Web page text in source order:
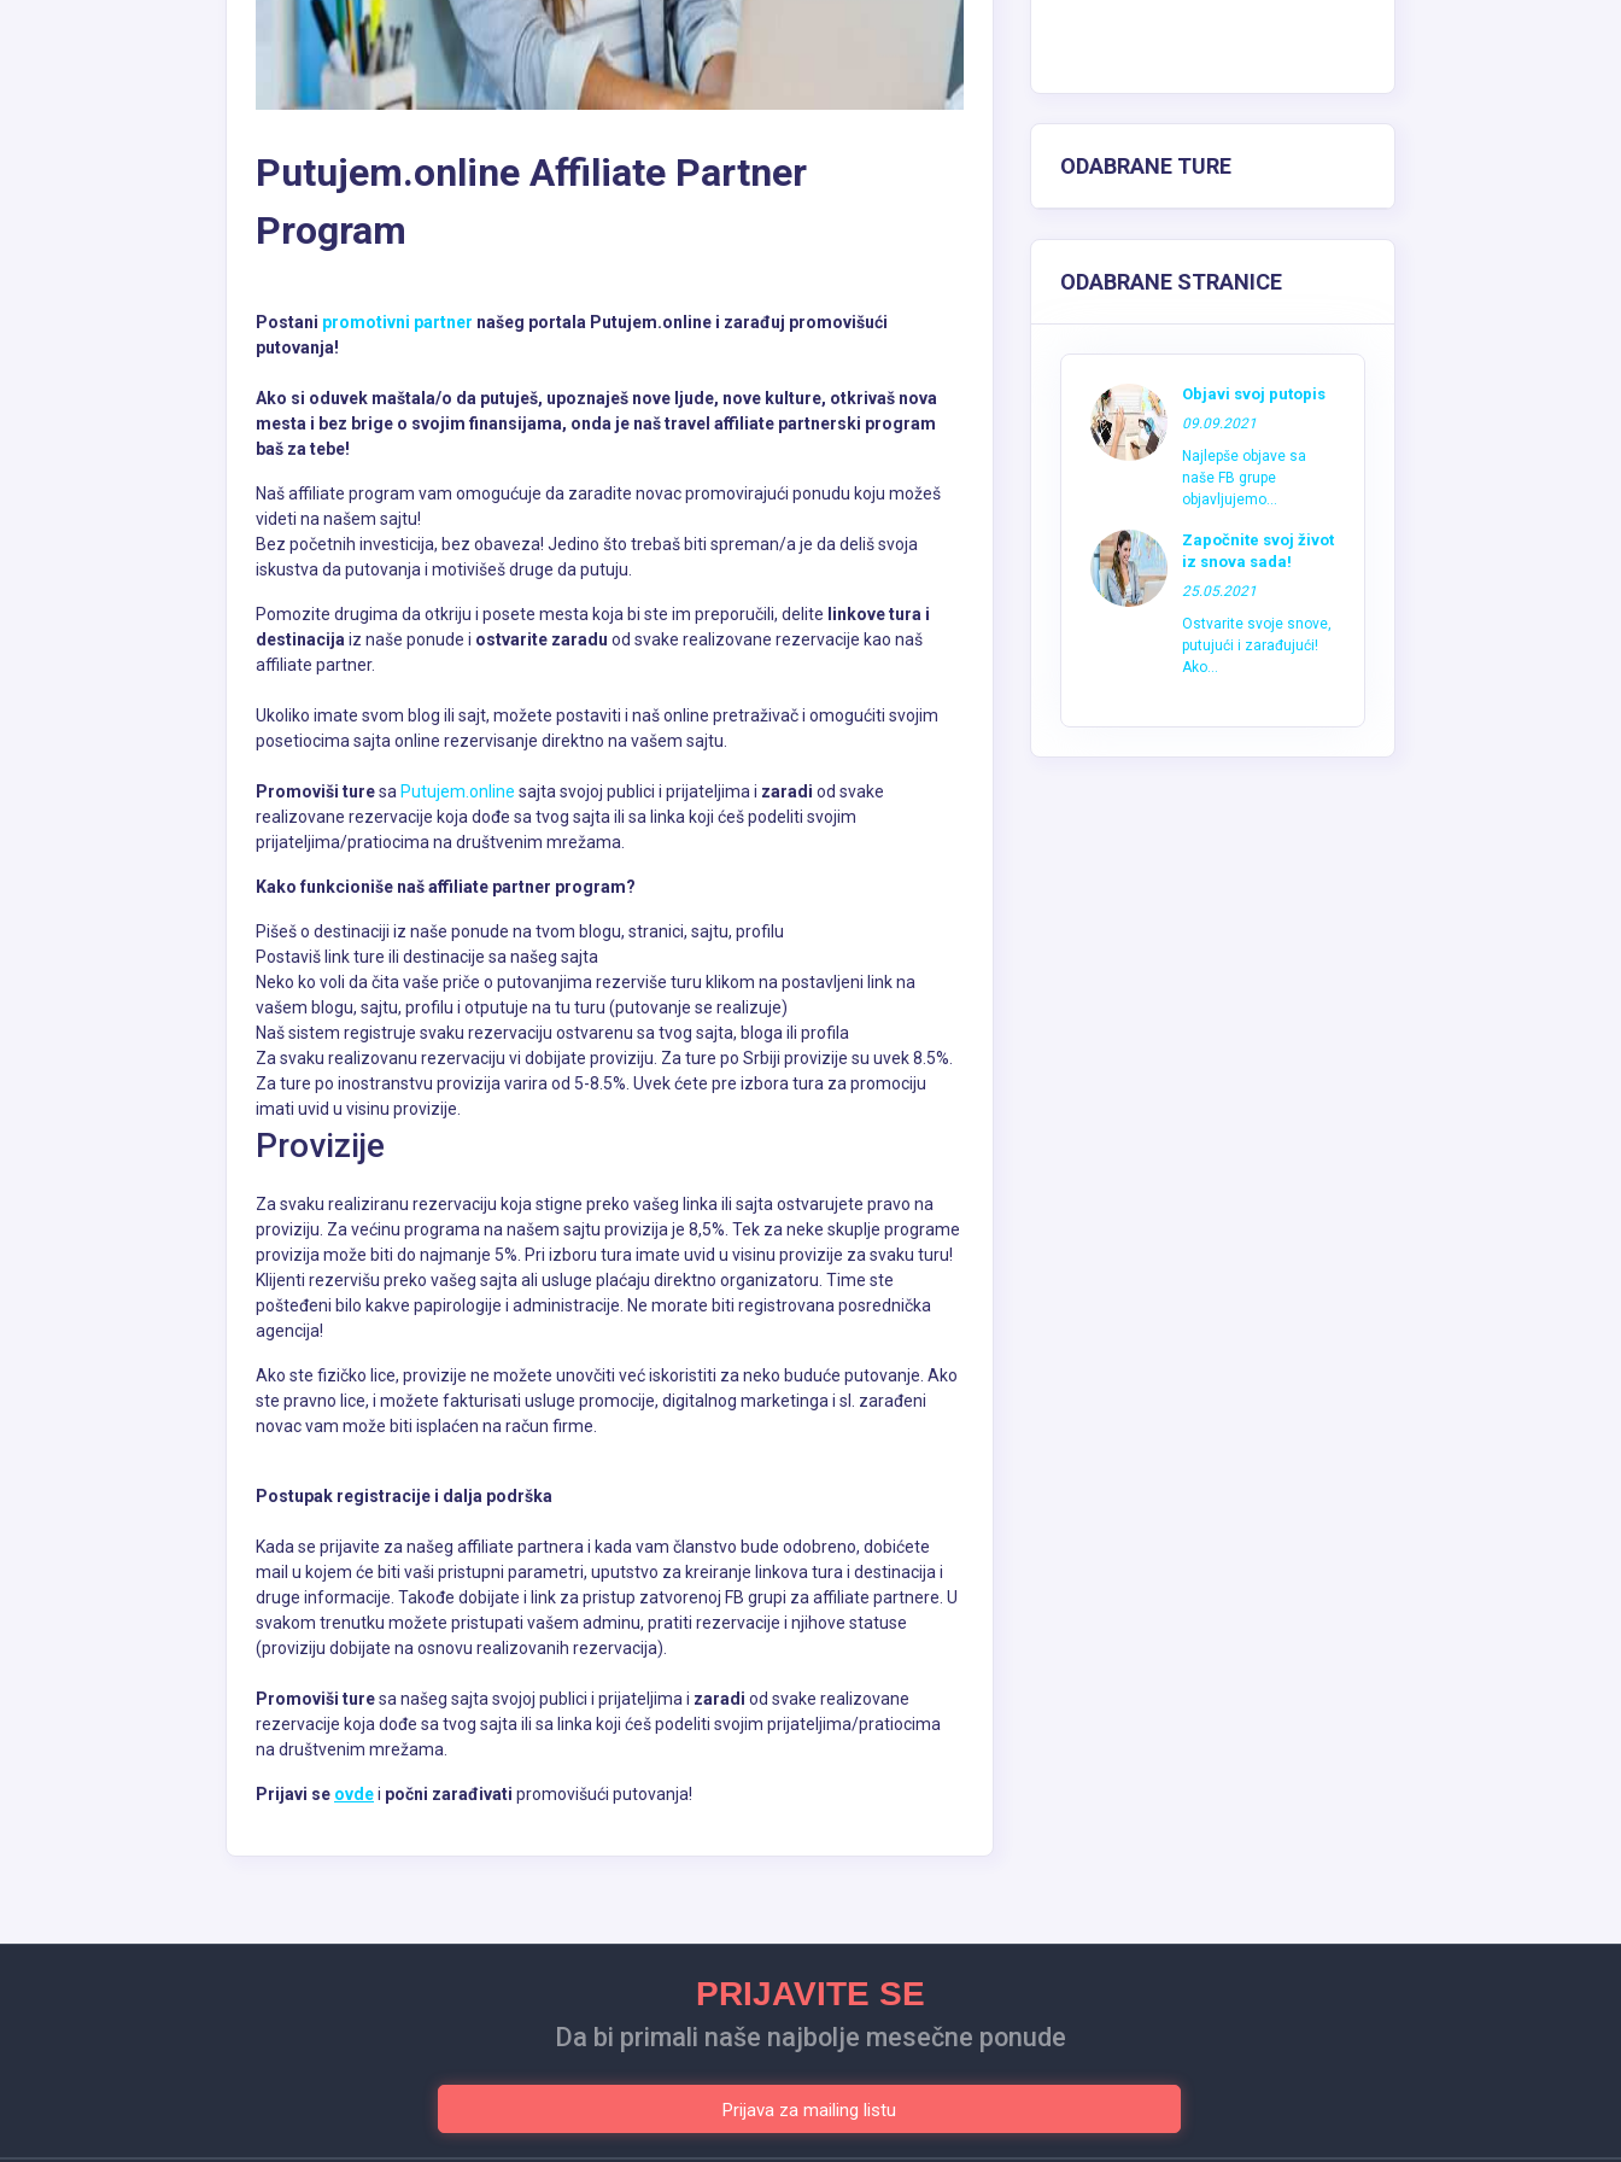
Putujem.online Affiliate Partner
Program
Postani promotivni partner našeg portala Putujem.online i zarađuj promovišući
putovanja!
Ako si oduvek maštala/o da putuješ, upoznaješ nove ljude, nove kulture, otkrivaš nova
mesta i bez brige o svojim finansijama, onda je naš travel affiliate partnerski program
baš za tebe!
Naš affiliate program vam omogućuje da zaradite novac promovirajući ponudu koju možeš
videti na našem sajtu!
Bez početnih investicija, bez obaveza! Jedino što trebaš biti spreman/a je da deliš svoja
iskustva da putovanja i motivišeš druge da putuju.
Pomozite drugima da otkriju i posete mesta koja bi ste im preporučili, delite linkove tura i
destinacijaiz naše ponude i ostvarite zaradu od svake realizovane rezervacije kao naš
affiliate partner.
Ukoliko imate svom blog ili sajt, možete postaviti i naš online pretraživač i omogućiti svojim
posetiocima sajta online rezervisanje direktno na vašem sajtu.
Promoviši turesa Putujem.online sajta svojoj publici i prijateljima i zaradi od svake
realizovane rezervacije koja dođe sa tvog sajta ili sa linka koji ćeš podeliti svojim
prijateljima/pratiocima na društvenim mrežama.
Kako funkcioniše naš affiliate partner program?
Pišeš o destinaciji iz naše ponude na tvom blogu, stranici, sajtu, profilu
Postaviš link ture ili destinacije sa našeg sajta
Neko ko voli da čita vaše priče o putovanjima rezerviše turu klikom na postavljeni link na
vašem blogu, sajtu, profilu i otputuje na tu turu (putovanje se realizuje)
Naš sistem registruje svaku rezervaciju ostvarenu sa tvog sajta, bloga ili profila
Za svaku realizovanu rezervaciju vi dobijate proviziju. Za ture po Srbiji provizije su uvek 8.5%.
Za ture po inostranstvu provizija varira od 5-8.5%. Uvek ćete pre izbora tura za promociju
imati uvid u visinu provizije.
Provizije
Za svaku realiziranu rezervaciju koja stigne preko vašeg linka ili sajta ostvarujete pravo na
proviziju. Za većinu programa na našem sajtu provizija je 8,5%. Tek za neke skuplje programe
provizija može biti do najmanje 5%. Pri izboru tura imate uvid u visinu provizije za svaku turu!
Klijenti rezervišu preko vašeg sajta ali usluge plaćaju direktno organizatoru. Time ste
pošteđeni bilo kakve papirologije i administracije. Ne morate biti registrovana posrednička
agencija!
Ako ste fizičko lice, provizije ne možete unovčiti već iskoristiti za neko buduće putovanje. Ako
ste pravno lice, i možete fakturisati usluge promocije, digitalnog marketinga i sl. zarađeni
novac vam može biti isplaćen na račun firme.
Postupak registracije i dalja podrška
Kada se prijavite za našeg affiliate partnera i kada vam članstvo bude odobreno, dobićete
mail u kojem će biti vaši pristupni parametri, uputstvo za kreiranje linkova tura i destinacija i
druge informacije. Takođe dobijate i link za pristup zatvorenoj FB grupi za affiliate partnere. U
svakom trenutku možete pristupati vašem adminu, pratiti rezervacije i njihove statuse
(proviziju dobijate na osnovu realizovanih rezervacija).
Promoviši turesa našeg sajta svojoj publici i prijateljima i zaradi od svake realizovane
rezervacije koja dođe sa tvog sajta ili sa linka koji ćeš podeliti svojim prijateljima/pratiocima
na društvenim mrežama.
Prijavi se ovdei počni zarađivati promovišući putovanja!
ODABRANE TURE
ODABRANE STRANICE
Objavi svoj putopis
09.09.2021
Najlepše objave sa
naše FB grupe
objavljujemo...
Započnite svoj život
iz snova sada!
25.05.2021
Ostvarite svoje snove,
putujući i zarađujući!
Ako...
PRIJAVITE SE
Da bi primali naše najbolje mesečne ponude
Prijava za mailing listu